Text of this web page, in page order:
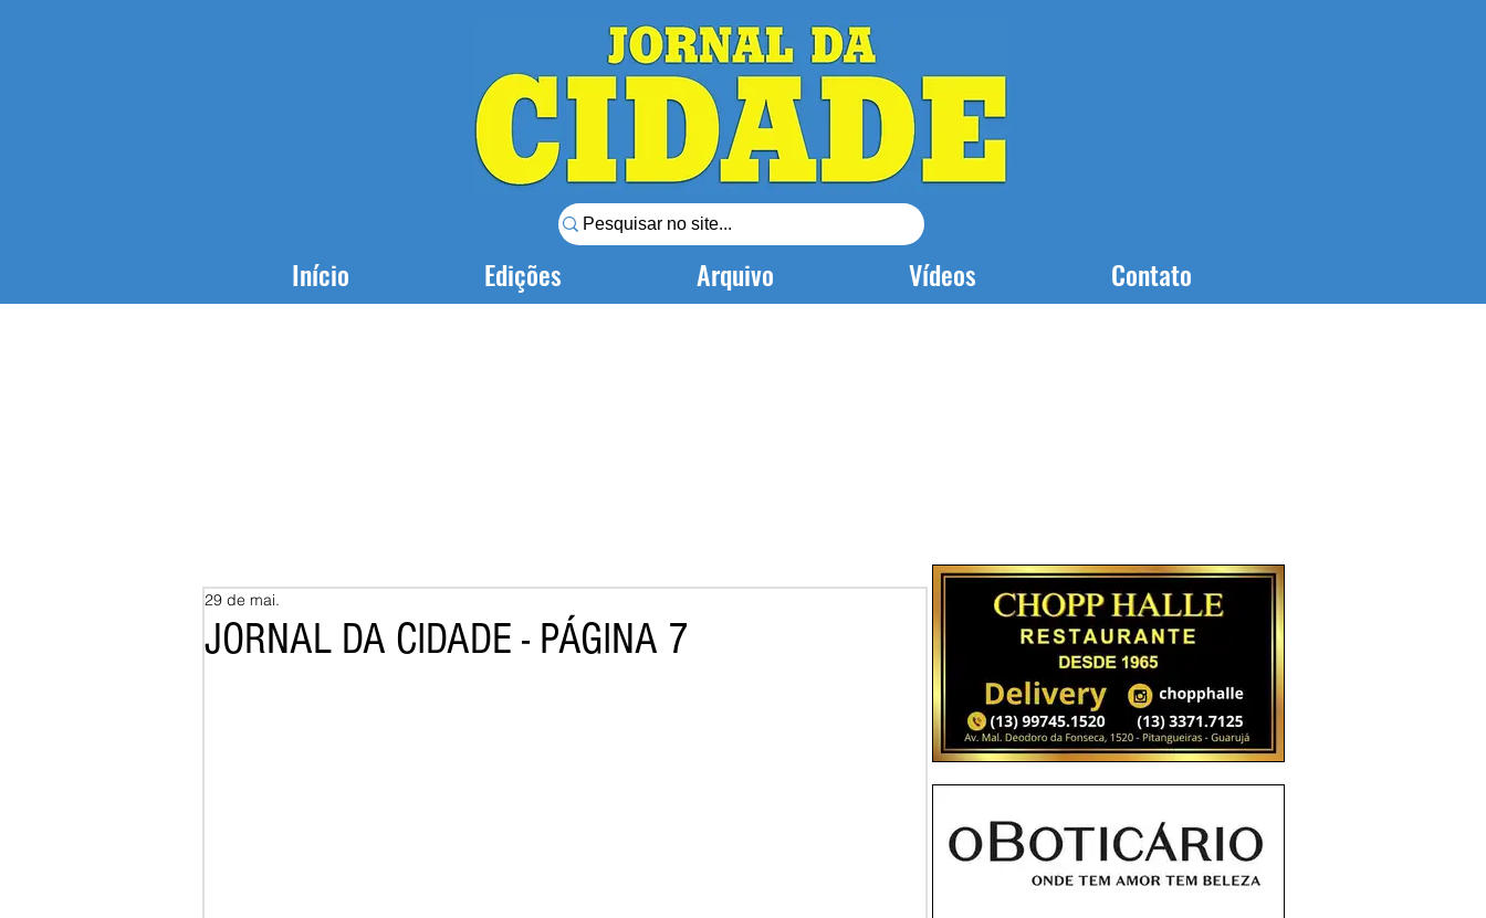
Início Edições Arquivo Vídeos Contato
JORNAL DA CIDADE - PÁGINA 7
29 de mai.